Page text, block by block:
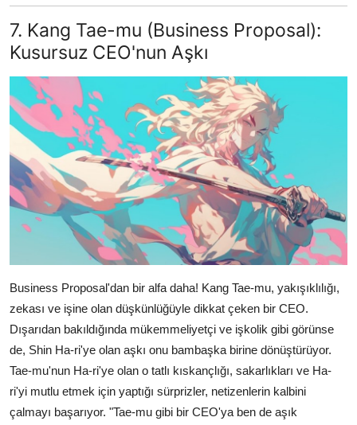
7. Kang Tae-mu (Business Proposal):
Kusursuz CEO'nun Aşkı
Business Proposal'dan bir alfa daha! Kang Tae-mu, yakışıklılığı,
zekası ve işine olan düşkünlüğüyle dikkat çeken bir CEO.
Dışarıdan bakıldığında mükemmeliyetçi ve işkolik gibi görünse
de, Shin Ha-ri'ye olan aşkı onu bambaşka birine dönüştürüyor.
Tae-mu'nun Ha-ri'ye olan o tatlı kıskançlığı, sakarlıkları ve Ha-
ri'yi mutlu etmek için yaptığı sürprizler, netizenlerin kalbini
çalmayı başarıyor. "Tae-mu gibi bir CEO'ya ben de aşık